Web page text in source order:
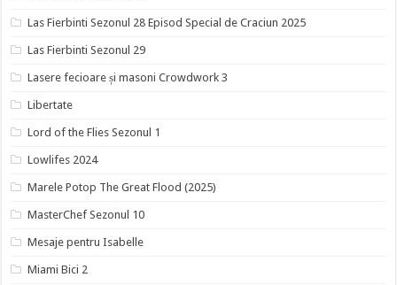
Las Fierbinti Sezonul 28 Episod Special de Craciun 2025
Las Fierbinti Sezonul 29
Lasere fecioare și masoni Crowdwork 3
Libertate
Lord of the Flies Sezonul 1
Lowlifes 2024
Marele Potop The Great Flood (2025)
MasterChef Sezonul 10
Mesaje pentru Isabelle
Miami Bici 2